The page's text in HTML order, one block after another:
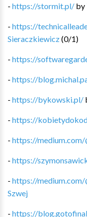
- https://stormit.pl/ by
- https://
Sieraczkiewicz(0/1)
- https://
- https://
- https://bykowski.pl/
- https://
- https://medium.com/
- https://
- https://medium.com/
Szwej
- https://